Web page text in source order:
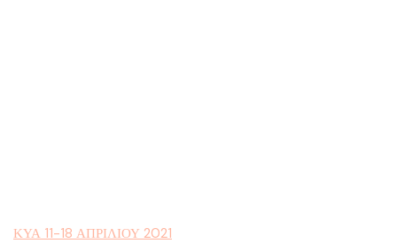
ΚΥΑ 11-18 ΑΠΡΙΛΙΟΥ 2021